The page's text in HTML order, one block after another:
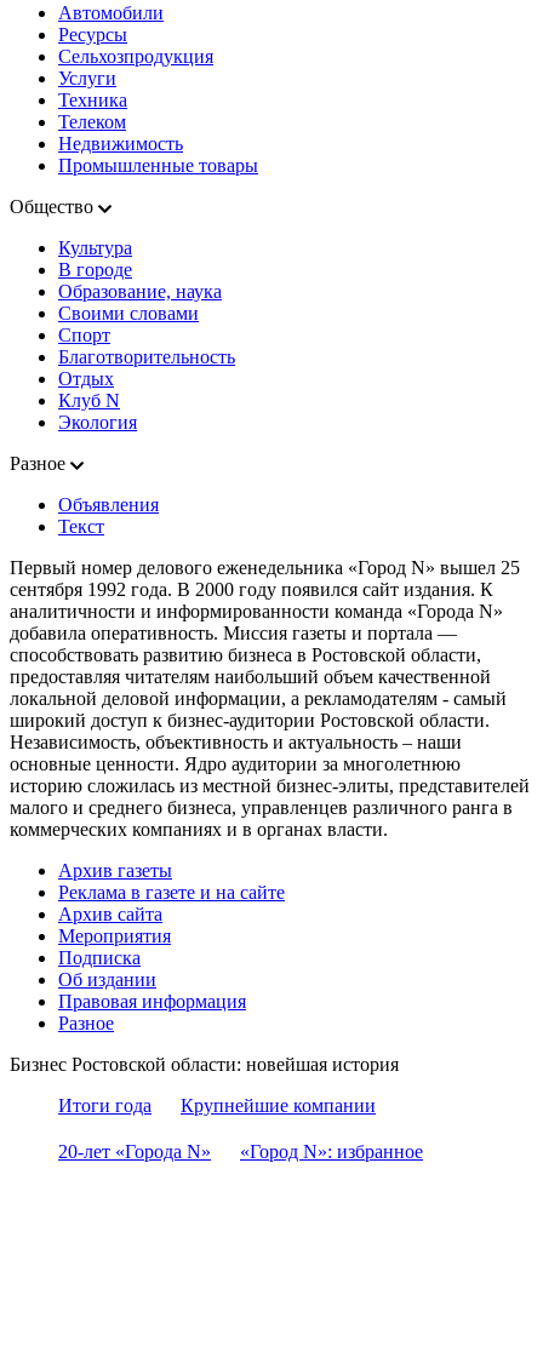
Автомобили
Ресурсы
Сельхозпродукция
Услуги
Техника
Телеком
Недвижимость
Промышленные товары
Общество
Культура
В городе
Образование, наука
Своими словами
Спорт
Благотворительность
Отдых
Клуб N
Экология
Разное
Объявления
Текст
Первый номер делового еженедельника «Город N» вышел 25
сентября 1992 года. В 2000 году появился сайт издания. К
аналитичности и информированности команда «Города N»
добавила оперативность. Миссия газеты и портала —
способствовать развитию бизнеса в Ростовской области,
предоставляя читателям наибольший объем качественной
локальной деловой информации, а рекламодателям - самый
широкий доступ к бизнес-аудитории Ростовской области.
Независимость, объективность и актуальность – наши
основные ценности. Ядро аудитории за многолетнюю
историю сложилась из местной бизнес-элиты, представителей
малого и среднего бизнеса, управленцев различного ранга в
коммерческих компаниях и в органах власти.
Архив газеты
Реклама в газете и на сайте
Архив сайта
Мероприятия
Подписка
Об издании
Правовая информация
Разное
Бизнес Ростовской области: новейшая история
Итоги года
Крупнейшие компании
20-лет «Города N» «Город N»: избранное